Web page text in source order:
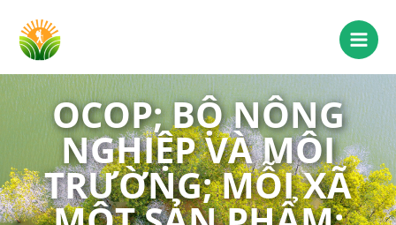
OCOP; BỘ NÔNG
NGHIỆP VÀ MÔI
TRƯỜNG; MỖI XÃ